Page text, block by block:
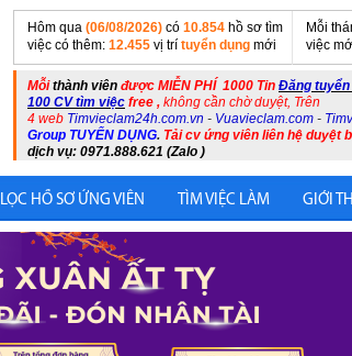
Hôm qua (06/08/2026) có 10.854 hồ sơ tìm
việc có thêm: 12.455 vị trí tuyển dụng mới
Mỗi
việc
Mỗithành viên được MIỄN PHÍ 1000 Tin Đăng tuyển
100 CV tìm việc free , không cần chờ duyệt, Trên
4 web Timvieclam24h.com.vn - Vuavieclam.com -
Group TUYỂN DỤNG. Tải cv ứng viên liên hệ duyệt
dịch vụ: 0971.888.621 (Zalo )
LỌC HỒ SƠ ỨNG VIÊN TÌM VIỆC LÀM GIỚI